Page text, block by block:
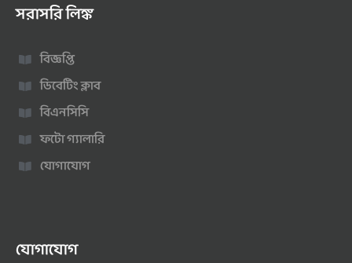
সরাসরি লিঙ্ক
বিজ্ঞপ্তি
ডিবেটিং ক্লাব
বিএনসিসি
ফটো গ্যালারি
যোগাযোগ
যোগাযোগ